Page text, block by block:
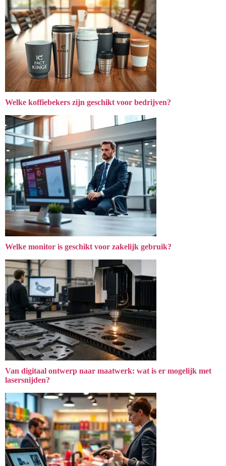
Welke koffiebekers zijn geschikt voor bedrijven?
Welke monitor is geschikt voor zakelijk gebruik?
Van digitaal ontwerp naar maatwerk: wat is er mogelijk met
lasersnijden?